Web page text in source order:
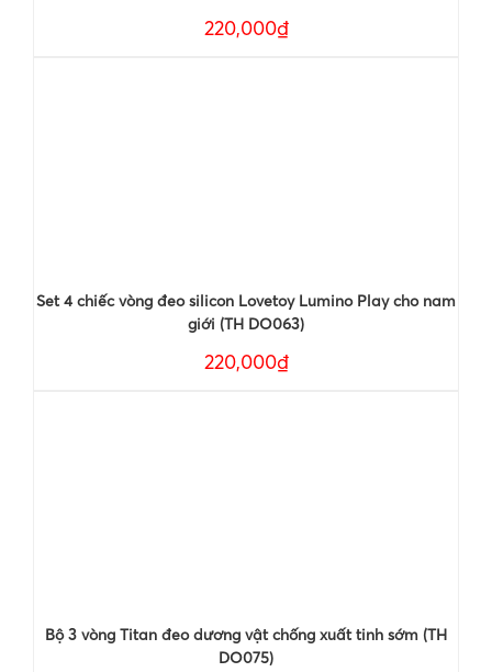
220,000₫
Set 4 chiếc vòng đeo silicon Lovetoy Lumino Play cho nam
giới (TH DO063)
220,000₫
Bộ 3 vòng Titan đeo dương vật chống xuất tinh sớm (TH
DO075)